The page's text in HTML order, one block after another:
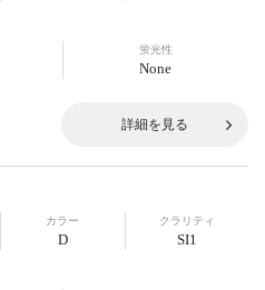
蛍光性
None
詳細を見る
カラー
D
クラリティ
SI1